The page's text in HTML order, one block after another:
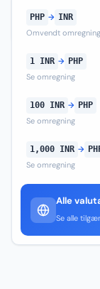
PHP → INR
Omvendt omregning
1 INR → PHP
Se omregning
100 INR → PHP
Se omregning
1,000 INR →
Se omregning
Alle
Se alle